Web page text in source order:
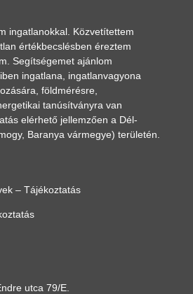
ingatlanokkal. Közvetítettem
értékbecslésben éreztem
Segítségemet ajánlom
ingatlana, ingatlanvagyona
földmérésre,
tanúsítványra van
elérhető jellemzően a Dél-
Baranya vármegye) területén.
– Tájékoztatás
utca 79/E.